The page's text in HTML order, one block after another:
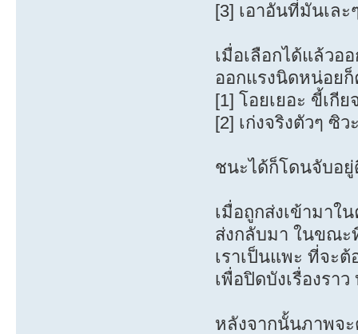
[3] เอาอันที่มันเละ
เมื่อเลือกได้แล้วอ
ออกแรงนิดหน่อยก็
[1] โอยเยอะ ขี้เกี
[2] เก่งจริงตัวๆ ซิ
ชนะได้ก็โดนจับอ
เมื่อถูกส่งเข้ามาใ
ส่งกลับมา ในขณะ
เราเป็นแพะ ที่จะต้
เพื่อปิดบังเรื่องรา
หลังจากนั้นภาพจ